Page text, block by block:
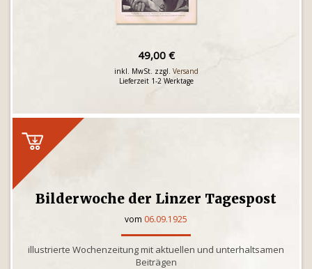
49,00 €
inkl. MwSt. zzgl. Versand
Lieferzeit 1-2 Werktage
Bilderwoche der Linzer Tagespost
vom 06.09.1925
illustrierte Wochenzeitung mit aktuellen und unterhaltsamen
Beiträgen